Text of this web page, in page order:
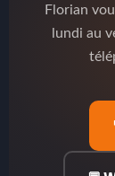
Florian
lundi au